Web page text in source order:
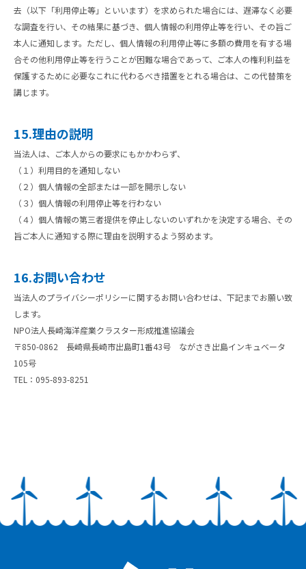
去（以下「利用停止等」といいます）を求められた場合には、遅滞なく必要
な調査を行い、その結果に基づき、個人情報の利用停止等を行い、その旨ご
本人に通知します。ただし、個人情報の利用停止等に多額の費用を有する場
合その他利用停止等を行うことが困難な場合であって、ご本人の権利利益を
保護するために必要なこれに代わるべき措置をとれる場合は、この代替策を
講じます。
15.理由の説明
当法人は、ご本人からの要求にもかかわらず、
（１）利用目的を通知しない
（２）個人情報の全部または一部を開示しない
（３）個人情報の利用停止等を行わない
（４）個人情報の第三者提供を停止しないのいずれかを決定する場合、その
旨ご本人に通知する際に理由を説明するよう努めます。
16.お問い合わせ
当法人のプライバシーポリシーに関するお問い合わせは、下記までお願い致
します。
NPO法人長崎海洋産業クラスター形成推進協議会
〒850-0862 長崎県長崎市出島町1番43号 ながさき出島インキュベータ
105号
TEL：095-893-8251